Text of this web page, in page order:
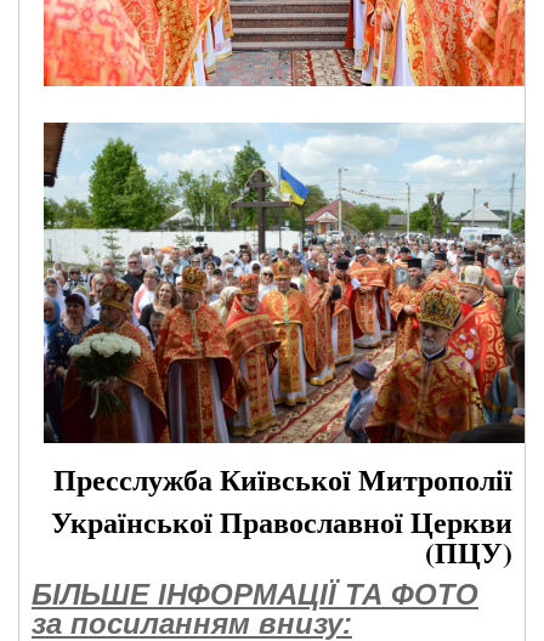
Пресслужба Київської Митрополії
Української Православної Церкви
(ПЦУ)
БІЛЬШЕ ІНФОРМАЦІЇ ТА ФОТО
за посиланням внизу: